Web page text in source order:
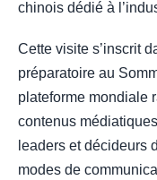
chinois dédié à
Cette visite s’inscrit
préparatoire au
plateforme mondiale
contenus
leaders et décideurs
modes de